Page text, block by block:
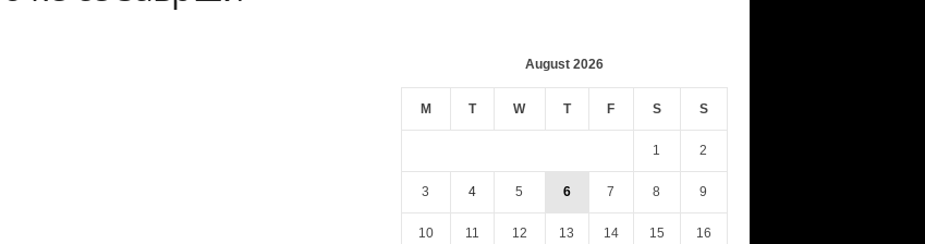
August 2026
M T W T F S S
1 2
3 4 5 6 7 8 9
10 11 12 13 14 15 16